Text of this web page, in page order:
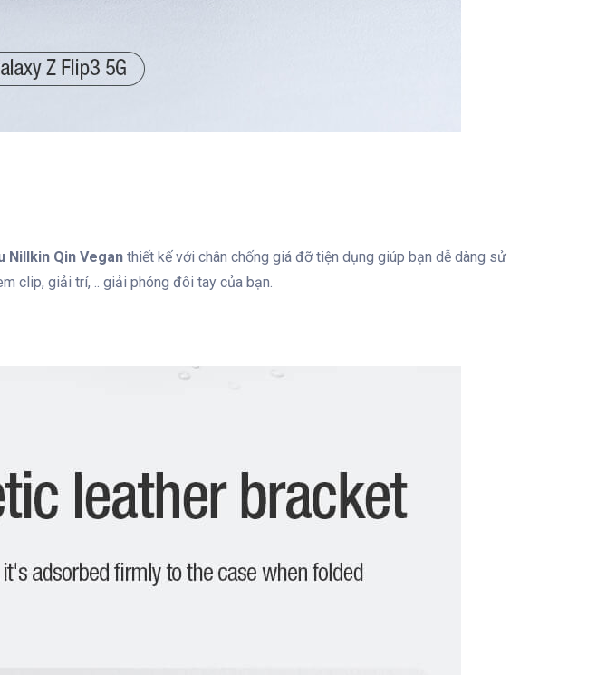
Nillkin Qin Vegan thiết kế với chân chống giá đỡ tiện dụng giúp bạn dễ dàng sử
clip, giải trí, .. giải phóng đôi tay của bạn.